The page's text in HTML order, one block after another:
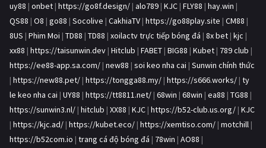
uy88 | onbet | https://go8f.design/ | alo789 | KJC | FLY88 | hay.win |
QS88 | O8 | go88 | Socolive | CakhiaTV | https://go88play.site | CM88 |
8US | Phim Moi | TD88 | TD88 | xoilactv trực tiếp bóng đá | 8x bet | kjc |
xx88 | https://taisunwin.dev | Hitclub | FABET | BIG88 | Kubet | 789 club |
https://ee88-app.sa.com/ | new88 | soi keo nha cai | Sunwin chính thức
| https://new88.pet/ | https://tongga88.my/ | https://s666.works/ | ty
le keo nha cai | UY88 | https://tt8811.net/ | 68win | 68win | ea88 | TG88 |
https://sunwin3.nl/ | hitclub | XX88 | KJC | https://b52-club.us.org/ | KJC
| https://kjc.ad/ | https://kubet.eco/ | https://xemtiso.com/ | motchill |
https://b52com.io | trang cá độ bóng đá | 78win | AO88 |